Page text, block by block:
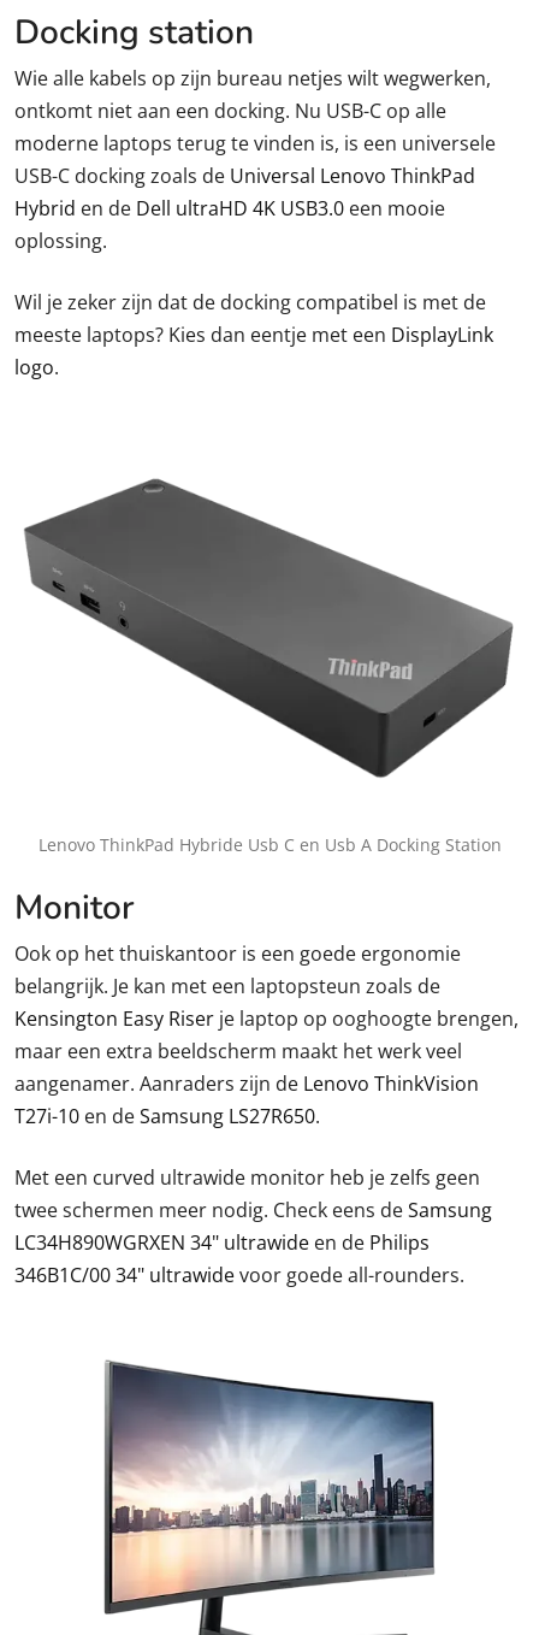
Docking station
Wie alle kabels op zijn bureau netjes wilt wegwerken,
ontkomt niet aan een docking. Nu USB-C op alle
moderne laptops terug te vinden is, is een universele
USB-C docking zoals de Universal Lenovo ThinkPad
Hybrid en de Dell ultraHD 4K USB3.0 een mooie
oplossing.
Wil je zeker zijn dat de docking compatibel is met de
meeste laptops? Kies dan eentje met een DisplayLink
logo.
Lenovo ThinkPad Hybride Usb C en Usb A Docking Station
Monitor
Ook op het thuiskantoor is een goede ergonomie
belangrijk. Je kan met een laptopsteun zoals de
Kensington Easy Riser je laptop op ooghoogte brengen,
maar een extra beeldscherm maakt het werk veel
aangenamer. Aanraders zijn de Lenovo ThinkVision
T27i-10 en deSamsung LS27R650.
Met een curved ultrawide monitor heb je zelfs geen
twee schermen meer nodig. Check eens deSamsung
LC34H890WGRXEN 34" ultrawide en de Philips
346B1C/00 34" ultrawidevoor goede all-rounders.